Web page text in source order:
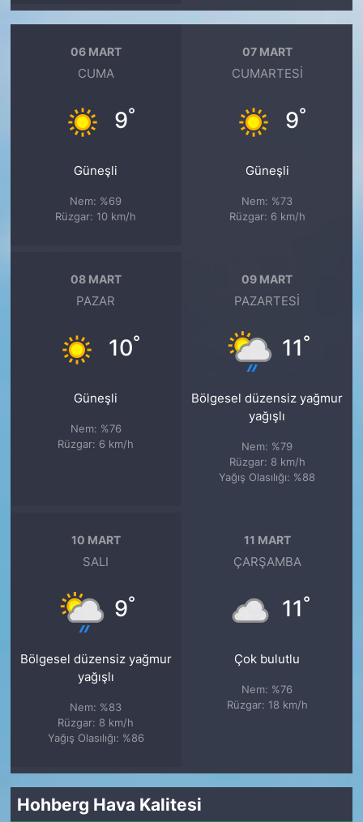
06 MART
CUMA
9°
Güneşli
Nem: %69
Rüzgar: 10 km/h
07 MART
CUMARTESI
9°
Güneşli
Nem: %73
Rüzgar: 6 km/h
08 MART
PAZAR
10°
Güneşli
Nem: %76
Rüzgar: 6 km/h
09 MART
PAZARTESI
11°
Bölgesel düzensiz yağmur
yağışlı
Nem: %79
Rüzgar: 8 km/h
Yağış Olasılığı: %88
10 MART
SALI
9°
Bölgesel düzensiz yağmur
yağışlı
Nem: %83
Rüzgar: 8 km/h
Yağış Olasılığı: %86
11 MART
ÇARŞAMBA
11°
Çok bulutlu
Nem: %76
Rüzgar: 18 km/h
Hohberg Hava Kalitesi